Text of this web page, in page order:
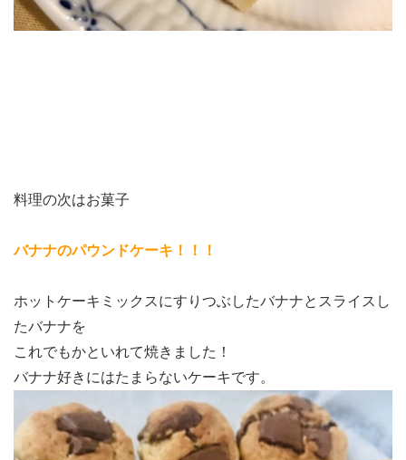
料理の次はお菓子
バナナのパウンドケーキ！！！
ホットケーキミックスにすりつぶしたバナナとスライスし
たバナナを
これでもかといれて焼きました！
バナナ好きにはたまらないケーキです。